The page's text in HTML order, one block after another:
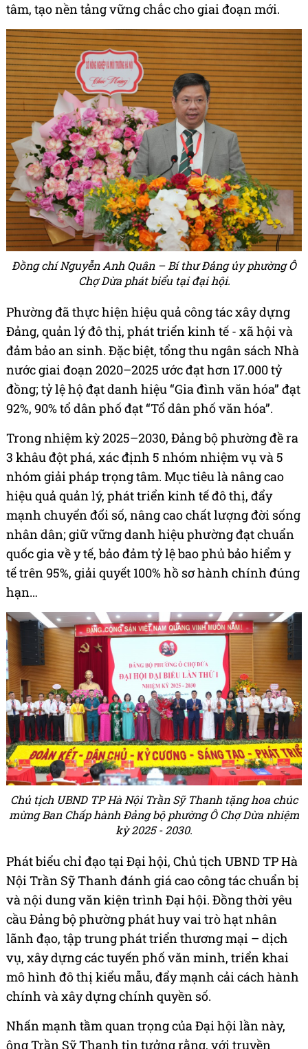
tâm, tạo nền tảng vững chắc cho giai đoạn mới.
Đồng chí Nguyễn Anh Quân – Bí thư Đảng ủy phường Ô
Chợ Dừa phát biểu tại đại hội.
Phường đã thực hiện hiệu quả công tác xây dựng
Đảng, quản lý đô thị, phát triển kinh tế - xã hội và
đảm bảo an sinh. Đặc biệt, tổng thu ngân sách Nhà
nước giai đoạn 2020–2025 ước đạt hơn 17.000 tỷ
đồng; tỷ lệ hộ đạt danh hiệu “Gia đình văn hóa” đạt
92%, 90% tổ dân phố đạt “Tổ dân phố văn hóa”.
Trong nhiệm kỳ 2025–2030, Đảng bộ phường đề ra
3 khâu đột phá, xác định 5 nhóm nhiệm vụ và 5
nhóm giải pháp trọng tâm. Mục tiêu là nâng cao
hiệu quả quản lý, phát triển kinh tế đô thị, đẩy
mạnh chuyển đổi số, nâng cao chất lượng đời sống
nhân dân; giữ vững danh hiệu phường đạt chuẩn
quốc gia về y tế, bảo đảm tỷ lệ bao phủ bảo hiểm y
tế trên 95%, giải quyết 100% hồ sơ hành chính đúng
hạn…
Chủ tịch UBND TP Hà Nội Trần Sỹ Thanh tặng hoa chúc
mừng Ban Chấp hành Đảng bộ phường Ô Chợ Dừa nhiệm
kỳ 2025 - 2030.
Phát biểu chỉ đạo tại Đại hội, Chủ tịch UBND TP Hà
Nội Trần Sỹ Thanh đánh giá cao công tác chuẩn bị
và nội dung văn kiện trình Đại hội. Đồng thời yêu
cầu Đảng bộ phường phát huy vai trò hạt nhân
lãnh đạo, tập trung phát triển thương mại – dịch
vụ, xây dựng các tuyến phố văn minh, triển khai
mô hình đô thị kiểu mẫu, đẩy mạnh cải cách hành
chính và xây dựng chính quyền số.
Nhấn mạnh tầm quan trọng của Đại hội lần này,
ông Trần Sỹ Thanh tin tưởng rằng, với truyền